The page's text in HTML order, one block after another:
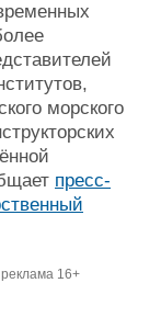
морского
пресс-
реклама 16+